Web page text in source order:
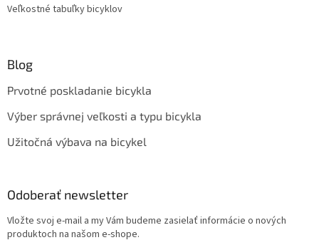
Veľkostné tabuľky bicyklov
Blog
Prvotné poskladanie bicykla
Výber správnej veľkosti a typu bicykla
Užitočná výbava na bicykel
Odoberať newsletter
Vložte svoj e-mail a my Vám budeme zasielať informácie o nových
produktoch na našom e-shope.